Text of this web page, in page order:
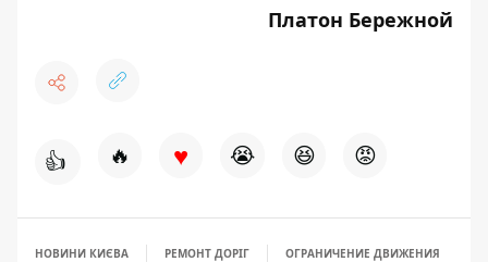
Платон Бережной
👍 🔥 ♥ 😭 😆 😡
НОВИНИ КИЄВА РЕМОНТ ДОРІГ ОГРАНИЧЕНИЕ ДВИЖЕНИЯ